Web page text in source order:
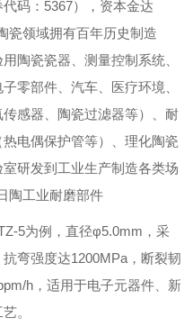
码：5367），资本金达
瓷领域拥有百年历史制造
陶瓷瓷器、测量控制系统、
零部件、汽车、医疗环境、
感器、陶瓷过滤器等）、耐
电偶保护管等）、理化陶瓷
室研发到工业生产制造各类场
5为例，直径φ5.0mm，采
弯强度达1200MPa，断裂韧
h，适用于电子元器件、新
。